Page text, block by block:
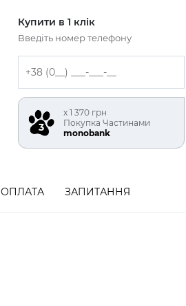
Купити в 1 клік
Введіть номер телефону
х 1 370 грн
Покупка Частинами
monobank
ОПЛАТА ЗАПИТАННЯ